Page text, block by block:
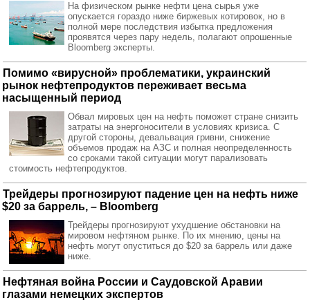
На физическом рынке нефти цена сырья уже
опускается гораздо ниже биржевых котировок, но в
полной мере последствия избытка предложения
проявятся через пару недель, полагают опрошенные
Bloomberg эксперты.
Помимо «вирусной» проблематики, украинский
рынок нефтепродуктов переживает весьма
насыщенный период
Обвал мировых цен на нефть поможет стране снизить
затраты на энергоносители в условиях кризиса. С
другой стороны, девальвация гривни, снижение
объемов продаж на АЗС и полная неопределенность
со сроками такой ситуации могут парализовать
стоимость нефтепродуктов.
Трейдеры прогнозируют падение цен на нефть ниже
$20 за баррель, – Bloomberg
Трейдеры прогнозируют ухудшение обстановки на
мировом нефтяном рынке. По их мнению, цены на
нефть могут опуститься до $20 за баррель или даже
ниже.
Нефтяная война России и Саудовской Аравии
глазами немецких экспертов